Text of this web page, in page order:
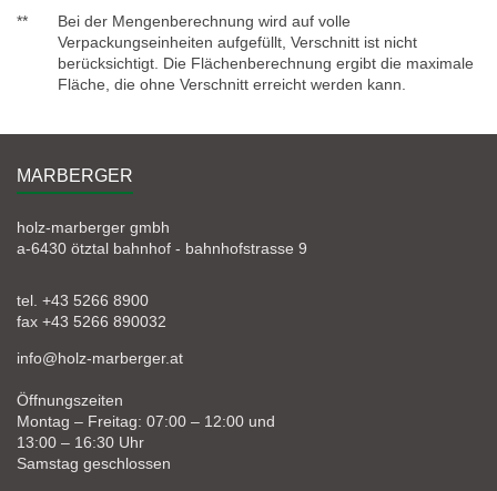
**
Bei der Mengenberechnung wird auf volle
Verpackungseinheiten aufgefüllt, Verschnitt ist nicht
berücksichtigt. Die Flächenberechnung ergibt die maximale
Fläche, die ohne Verschnitt erreicht werden kann.
MARBERGER
holz-marberger gmbh
a-6430 ötztal bahnhof - bahnhofstrasse 9
tel. +43 5266 8900
fax +43 5266 890032
info@holz-marberger.at
Öffnungszeiten
Montag – Freitag: 07:00 – 12:00 und
13:00 – 16:30 Uhr
Samstag geschlossen